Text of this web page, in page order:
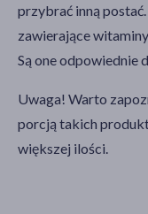
przybrać inną
zawierające
Są one odpowiednie
Uwaga! Warto
porcją takich
większej ilości.